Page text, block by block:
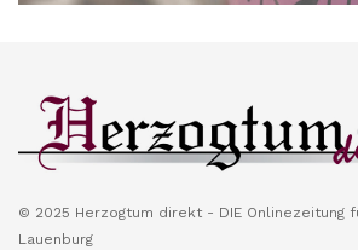
© 2025 Herzogtum direkt - DIE Onlinezeitung
Lauenburg